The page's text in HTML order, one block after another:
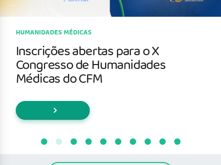
HUMANIDADES MÉDICAS
Inscrições abertas para o X
Congresso de Humanidades
Médicas do CFM